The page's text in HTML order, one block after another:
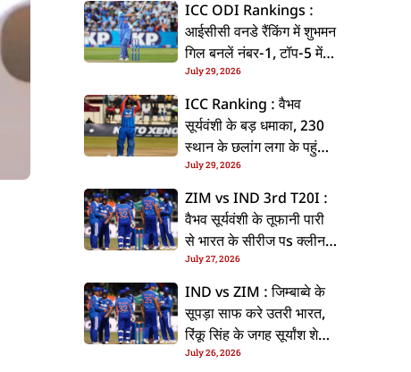
ICC ODI Rankings :
आईसीसी वनडे रैंकिंग में शुभमन
गिल बनलें नंबर-1, टॉप-5 में
भारत के तीन बल्लेबाज
July 29, 2026
ICC Ranking : वैभव
सूर्यवंशी के बड़ धमाका, 230
स्थान के छलांग लगा के पहुंचलें
48वां नंबर पs
July 29, 2026
ZIM vs IND 3rd T20I :
वैभव सूर्यवंशी के तूफानी पारी
से भारत के सीरीज पs क्लीन
स्वीप, जिम्बाब्वे 35 रन से
हारल
July 27, 2026
IND vs ZIM : जिम्बाब्वे के
सूपड़ा साफ करे उतरी भारत,
रिंकू सिंह के जगह सूर्यांश शेडगे
के मिल सकेला मवका
July 26, 2026